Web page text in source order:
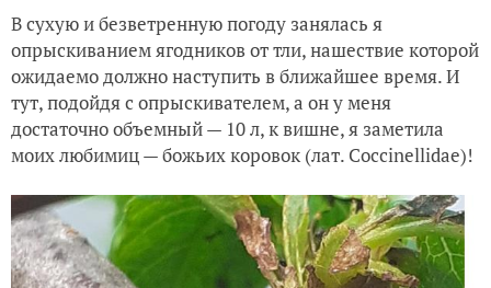
Сезон-2021. Майские прилетели!
В сухую и безветренную погоду занялась я
опрыскиванием ягодников от тли, нашествие которой
ожидаемо должно наступить в ближайшее время. И
тут, подойдя с опрыскивателем, а он у меня
достаточно объемный — 10 л, к вишне, я заметила
моих любимиц — божьих коровок (лат. Coccinellidae)!